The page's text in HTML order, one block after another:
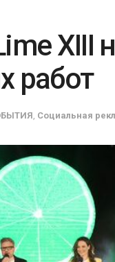
XIII
работ
Социальная